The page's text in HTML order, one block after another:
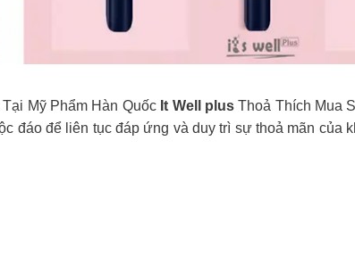
Mỹ Phẩm Hàn Quốc It Well plusThoả Thích Mua
đáo để liên tục đáp ứng và duy trì sự thoả mãn của